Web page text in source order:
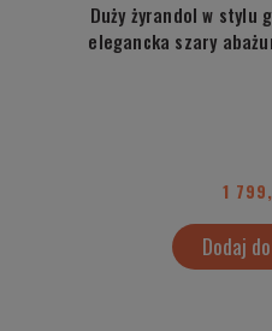
Duży żyrandol w stylu
elegancka szary
1
Dodaj